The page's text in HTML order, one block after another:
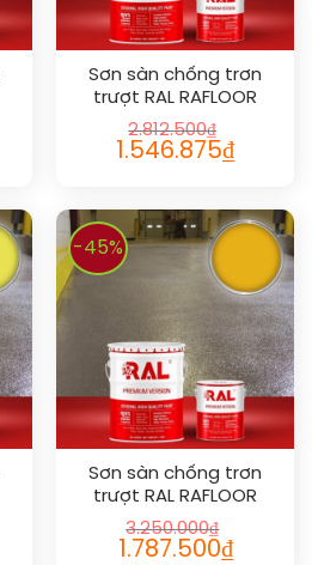
Sơn sàn chống trơn
trượt RAL RAFLOOR
ANTI-SLIP 1011
2.812.500₫
1.546.875₫
-45%
Sơn sàn chống trơn
trượt RAL RAFLOOR
ANTI-SLIP 1003
3.250.000₫
1.787.500₫